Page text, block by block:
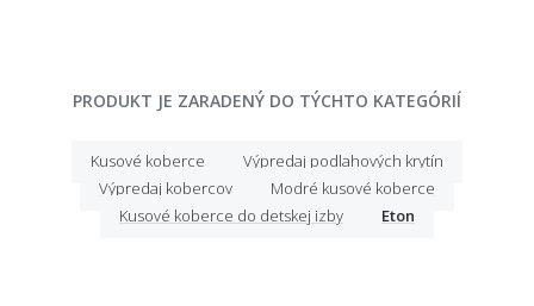
PRODUKT JE ZARADENÝ DO TÝCHTO KATEGÓRIÍ
Kusové koberce
Výpredaj podlahových krytín
Výpredaj kobercov
Modré kusové koberce
Kusové koberce do detskej izby
Eton